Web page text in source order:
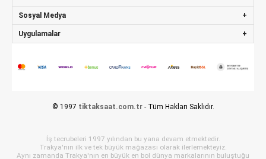
Sosyal Medya
Uygulamalar
© 1997 tiktaksaat.com.tr - Tüm Hakları Saklıdır.
İş tecrubeleri 1997 yılından bu yana devam etmektedir.
Trakya'nın ilk ve tek büyük mağazası olarak ilerlemekteyiz.
Aynı zamanda Trakya'nın en büyük en bol dünya markalarının buluştuğu